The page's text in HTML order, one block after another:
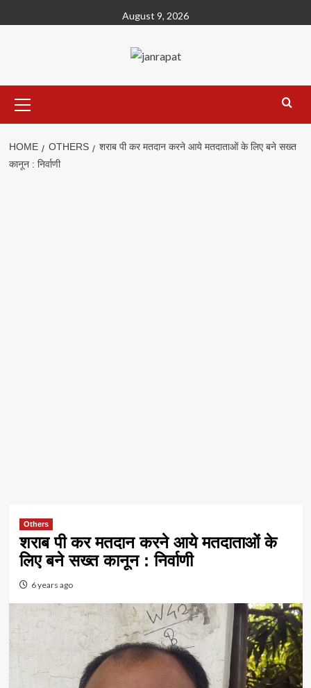
to
August 9, 2026
Menu
HOME OTHERS
शराब पी कर मतदान करने आये मतदाताओं के लिए बने सख्त
कानून : निर्वाणी
Others
शराब पी कर मतदान करने आये मतदाताओं के
लिए बने सख्त कानून : निर्वाणी
6 years ago